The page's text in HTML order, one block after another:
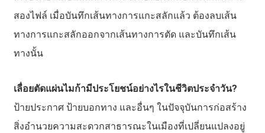
สองไฟล์ เมื่อบันทึกเส้นทางการแกะสลักแล้ว ต้องลบเส้น
ทางการแกะสลักออกจากเส้นทางการตัด และบันทึกเส้น
ทางนั้น
เลื่อยตัดแผ่นไมก้ามีประโยชน์อย่างไรในชีวิตประจำวัน?
ป้ายประกาศ ป้ายบอกทาง และอื่นๆ ในปัจจุบันการก่อสร้าง
สิ่งอำนวยความสะดวกสาธารณะในเมืองที่เปลี่ยนแปลงอยู่